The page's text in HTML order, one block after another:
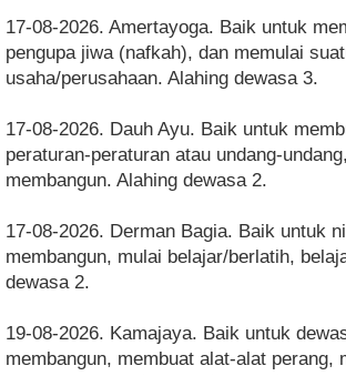
17-08-2026. Amertayoga. Baik untuk
pengupa jiwa (nafkah), dan memulai
usaha/perusahaan. Alahing dewasa 3.
17-08-2026. Dauh Ayu. Baik untuk
peraturan-peraturan atau undang-
membangun. Alahing dewasa 2.
17-08-2026. Derman Bagia. Baik untuk
membangun, mulai belajar/berlatih,
dewasa 2.
19-08-2026. Kamajaya. Baik untuk
membangun, membuat alat-alat perang,